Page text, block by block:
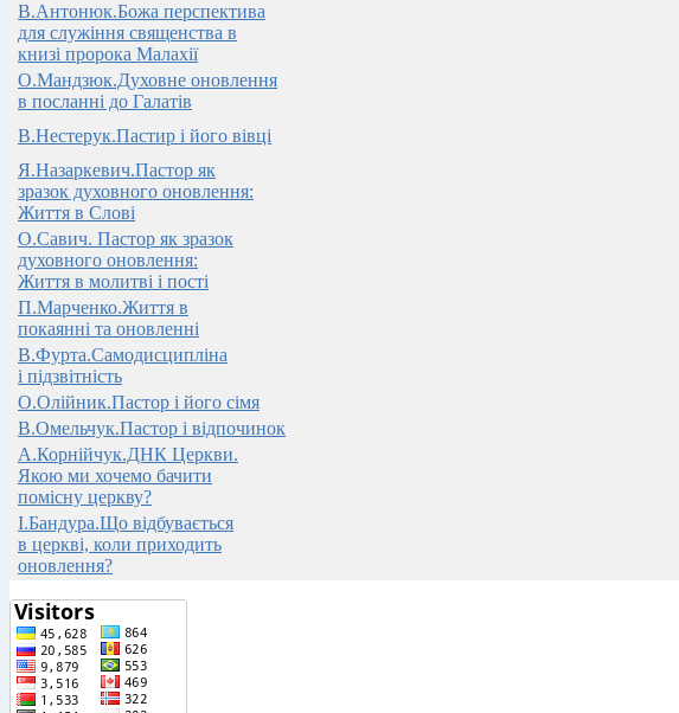
В.Антонюк.Божа перспектива
для служіння священства в
книзі пророка Малахії
О.Мандзюк.Духовне оновлення
в посланні до Галатів
В.Нестерук.Пастир і його вівці
Я.Назаркевич.Пастор як
зразок духовного оновлення:
Життя в Слові
О.Савич. Пастор як зразок
духовного оновлення:
Життя в молитві і пості
П.Марченко.Життя в
покаянні та оновленні
В.Фурта.Самодисципліна
і підзвітність
О.Олійник.Пастор і його сімя
В.Омельчук.Пастор і відпочинок
А.Корнійчук.ДНК Церкви.
Якою ми хочемо бачити
помісну церкву?
І.Бандура.Що відбувається
в церкві, коли приходить
оновлення?